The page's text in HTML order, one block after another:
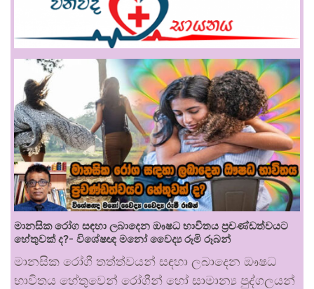
මානසික රෝග සඳහා ලබාදෙන ඖෂධ භාවිතය ප්‍රචණ්ඩත්වයට
හේතුවක් ද?- විශේෂඥ මනෝ වෛද්‍ය රූමි රූබන්
මානසික රෝගී තත්ත්වයන් සඳහා ලබාදෙන ඖෂධ
භාවිතය හේතුවෙන් රෝගීන් හෝ සාමාන්‍ය පුද්ගලයන්